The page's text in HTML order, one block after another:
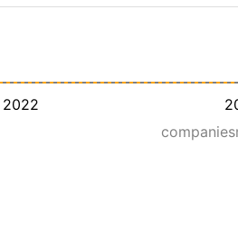
2022